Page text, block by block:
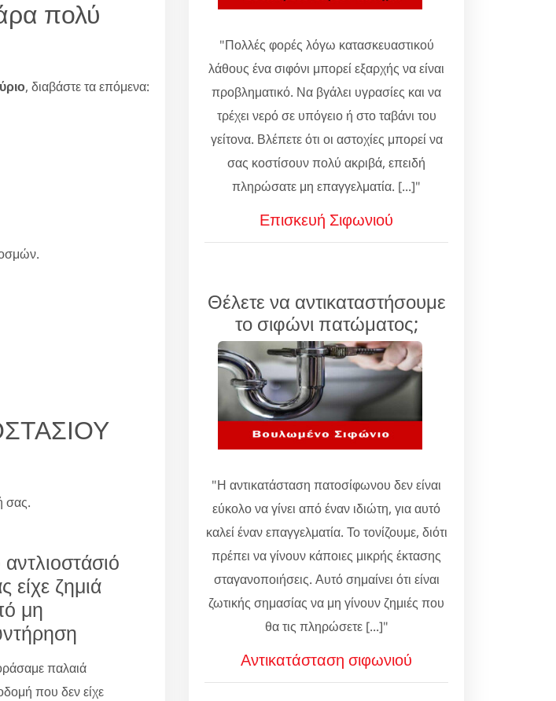
πολύ
, διαβάστε τα επόμενα:
οσμών.
σας.
είχε ζημιά
μη
παλαιά
που δεν είχε
"Πολλές φορές λόγω κατασκευαστικού
λάθους ένα σιφόνι μπορεί εξαρχής να είναι
προβληματικό. Να βγάλει υγρασίες και να
τρέχει νερό σε υπόγειο ή στο ταβάνι του
γείτονα. Βλέπετε ότι οι αστοχίες μπορεί να
σας κοστίσουν πολύ ακριβά, επειδή
πληρώσατε μη επαγγελματία. [...]"
Επισκευή Σιφωνιού
Θέλετε να αντικαταστήσουμε
το σιφώνι πατώματος;
"Η αντικατάσταση πατοσίφωνου δεν είναι
εύκολο να γίνει από έναν ιδιώτη, για αυτό
καλεί έναν επαγγελματία. Το τονίζουμε, διότι
πρέπει να γίνουν κάποιες μικρής έκτασης
σταγανοποιήσεις. Αυτό σημαίνει ότι είναι
ζωτικής σημασίας να μη γίνουν ζημιές που
θα τις πληρώσετε [...]"
Αντικατάσταση σιφωνιού